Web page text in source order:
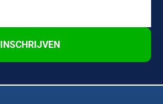
INSCHRIJVEN